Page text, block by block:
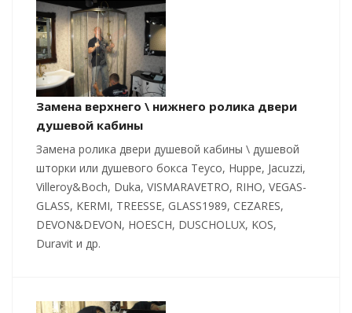
Замена верхнего \ нижнего ролика двери
душевой кабины
Замена ролика двери душевой кабины \ душевой
шторки или душевого бокса Teyco, Huppe, Jacuzzi,
Villeroy&Boch, Duka, VISMARAVETRO, RIHO, VEGAS-
GLASS, KERMI, TREESSE, GLASS1989, CEZARES,
DEVON&DEVON, HOESCH, DUSCHOLUX, KOS,
Duravit и др.